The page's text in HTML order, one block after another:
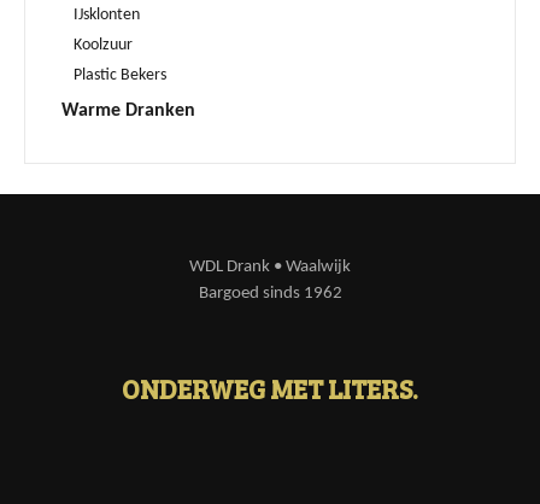
IJsklonten
Koolzuur
Plastic Bekers
Warme Dranken
WDL Drank • Waalwijk
Bargoed sinds 1962
ONDERWEG MET LITERS.